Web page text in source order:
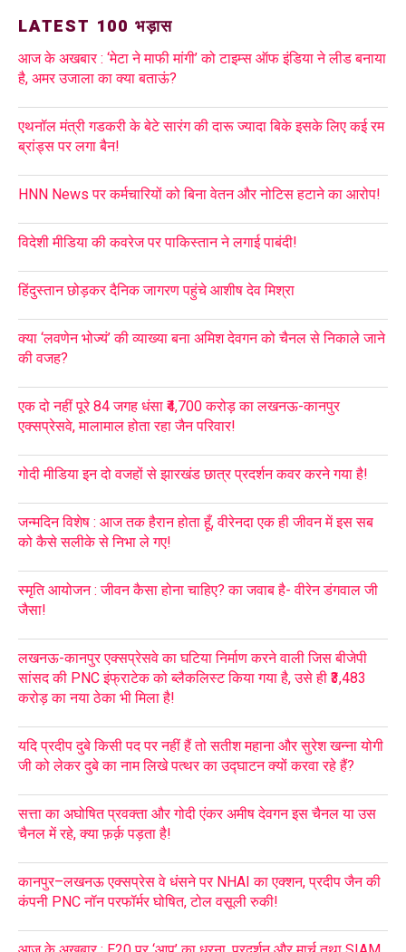
LATEST 100 भड़ास
आज के अखबार : ‘मेटा ने माफी मांगी’ को टाइम्स ऑफ इंडिया ने लीड बनाया
है, अमर उजाला का क्या बताऊं?
एथनॉल मंत्री गडकरी के बेटे सारंग की दारू ज्यादा बिके इसके लिए कई रम
ब्रांड्स पर लगा बैन!
HNN News पर कर्मचारियों को बिना वेतन और नोटिस हटाने का आरोप!
विदेशी मीडिया की कवरेज पर पाकिस्तान ने लगाई पाबंदी!
हिंदुस्तान छोड़कर दैनिक जागरण पहुंचे आशीष देव मिश्रा
क्या ‘लवणेन भोज्यं’ की व्याख्या बना अमिश देवगन को चैनल से निकाले जाने
की वजह?
एक दो नहीं पूरे 84 जगह धंसा ₹4,700 करोड़ का लखनऊ-कानपुर
एक्सप्रेसवे, मालामाल होता रहा जैन परिवार!
गोदी मीडिया इन दो वजहों से झारखंड छात्र प्रदर्शन कवर करने गया है!
जन्मदिन विशेष : आज तक हैरान होता हूँ, वीरेनदा एक ही जीवन में इस सब
को कैसे सलीके से निभा ले गए!
स्मृति आयोजन : जीवन कैसा होना चाहिए? का जवाब है- वीरेन डंगवाल जी
जैसा!
लखनऊ-कानपुर एक्सप्रेसवे का घटिया निर्माण करने वाली जिस बीजेपी
सांसद की PNC इंफ्राटेक को ब्लैकलिस्ट किया गया है, उसे ही ₹3,483
करोड़ का नया ठेका भी मिला है!
यदि प्रदीप दुबे किसी पद पर नहीं हैं तो सतीश महाना और सुरेश खन्ना योगी
जी को लेकर दुबे का नाम लिखे पत्थर का उद्घाटन क्यों करवा रहे हैं?
सत्ता का अघोषित प्रवक्ता और गोदी एंकर अमीष देवगन इस चैनल या उस
चैनल में रहे, क्या फ़र्क़ पड़ता है!
कानपुर–लखनऊ एक्सप्रेस वे धंसने पर NHAI का एक्शन, प्रदीप जैन की
कंपनी PNC नॉन परफॉर्मर घोषित, टोल वसूली रुकी!